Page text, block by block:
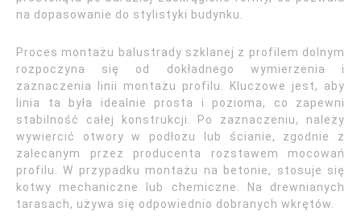
na dopasowanie do stylistyki budynku.
Proces montażu balustrady szklanej z profilem dolnym
rozpoczyna się od dokładnego wymierzenia i
zaznaczenia linii montażu profilu. Kluczowe jest, aby
linia ta była idealnie prosta i pozioma, co zapewni
stabilność całej konstrukcji. Po zaznaczeniu, należy
wywiercić otwory w podłożu lub ścianie, zgodnie z
zalecanym przez producenta rozstawem mocowań
profilu. W przypadku montażu na betonie, stosuje się
kotwy mechaniczne lub chemiczne. Na drewnianych
tarasach, używa się odpowiednio dobranych wkrętów.